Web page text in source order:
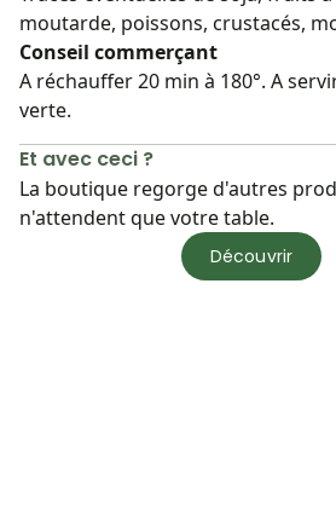
moutarde, poissons, crustacés,
Conseil commerçant
A réchauffer 20 min à 180°. A
verte.
Et avec ceci ?
La boutique regorge d'autres
n'attendent que votre table.
Découvrir